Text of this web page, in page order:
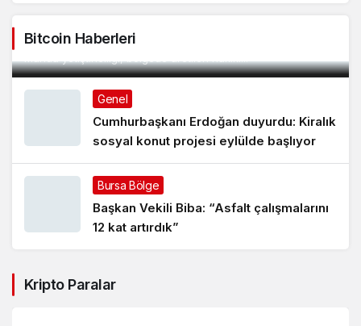
Bitcoin Haberleri
Bursa’nın Mustafakemalpaşa ilçesine bağlı, Uluabat Gölü
kıyısındaki Karaoğlan Mahallesi’nde yüzyıllardır sürdürülen
Genel
Cumhurbaşkanı Erdoğan duyurdu: Kiralık
sosyal konut projesi eylülde başlıyor
Bursa Bölge
Başkan Vekili Biba: “Asfalt çalışmalarını
12 kat artırdık”
Kripto Paralar